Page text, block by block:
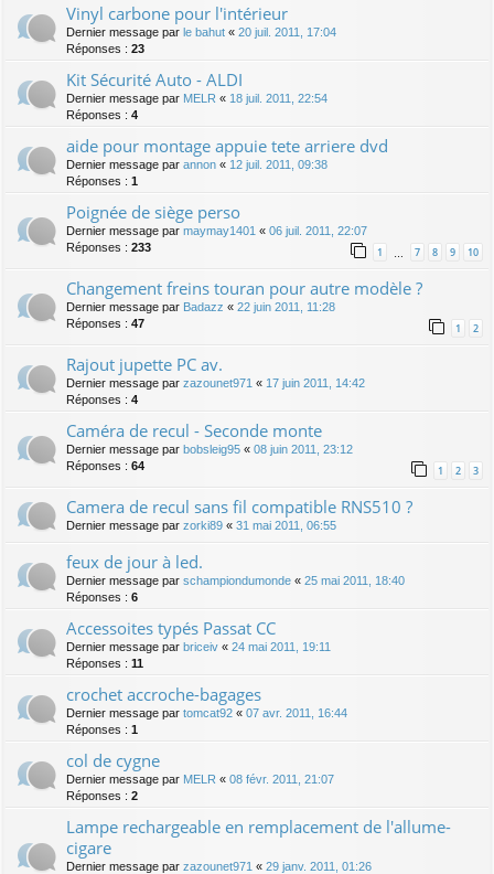
Vinyl carbone pour l'intérieur
Dernier message par le bahut « 20 juil. 2011, 17:04
Réponses : 23
Kit Sécurité Auto - ALDI
Dernier message par MELR « 18 juil. 2011, 22:54
Réponses : 4
aide pour montage appuie tete arriere dvd
Dernier message par annon « 12 juil. 2011, 09:38
Réponses : 1
Poignée de siège perso
Dernier message par maymay1401 « 06 juil. 2011, 22:07
Réponses : 233 1 7 8 9 10
Changement freins touran pour autre modèle ?
Dernier message par Badazz « 22 juin 2011, 11:28
Réponses : 47 1 2
Rajout jupette PC av.
Dernier message par zazounet971 « 17 juin 2011, 14:42
Réponses : 4
Caméra de recul - Seconde monte
Dernier message par bobsleig95 « 08 juin 2011, 23:12
Réponses : 64 1 2 3
Camera de recul sans fil compatible RNS510 ?
Dernier message par zorki89 « 31 mai 2011, 06:55
feux de jour à led.
Dernier message par schampiondumonde « 25 mai 2011, 18:40
Réponses : 6
Accessoites typés Passat CC
Dernier message par briceiv « 24 mai 2011, 19:11
Réponses : 11
crochet accroche-bagages
Dernier message par tomcat92 « 07 avr. 2011, 16:44
Réponses : 1
col de cygne
Dernier message par MELR « 08 févr. 2011, 21:07
Réponses : 2
Lampe rechargeable en remplacement de l'allume-
cigare
Dernier message par zazounet971 « 29 janv. 2011, 01:26